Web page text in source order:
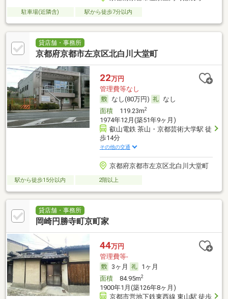
駐車場(近隣含) 駅から徒歩7分以内
貸店舗・事務所
京都府京都市左京区北白川大堂町
22万円
管理費等なし
なし(80万円)
なし
面積119.23m2
1974年12月(築51年9ヶ月)
叡山電鉄 茶山・京都芸術大学駅 徒
歩14分
その他の交通
京都府京都市左京区北白川大堂町
駅から徒歩15分以内 2階以上
貸店舗・事務所
岡崎円勝寺町京町家
44万円
管理費等-
3ヶ月
1ヶ月
面積84.95m2
1900年1月(築126年8ヶ月)
京都市営地下鉄東西線 東山駅 徒歩